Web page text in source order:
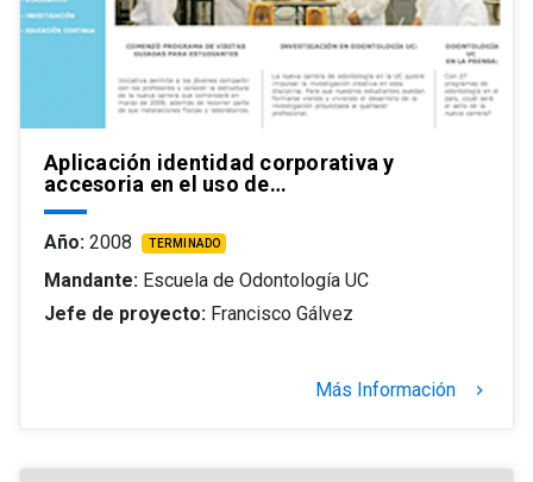
Aplicación identidad corporativa y
accesoria en el uso de…
Año: 2008 TERMINADO
Mandante: Escuela de Odontología UC
Jefe de proyecto: Francisco Gálvez
Más Información keyboard_arrow_right